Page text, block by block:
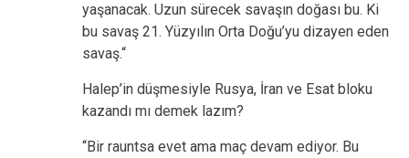
yaşanacak. Uzun sürecek savaşın doğası bu. Ki
bu savaş 21. Yüzyılın Orta Doğu’yu dizayen eden
savaş.“
Halep’in düşmesiyle Rusya, İran ve Esat bloku
kazandı mı demek lazım?
“Bir rauntsa evet ama maç devam ediyor. Bu